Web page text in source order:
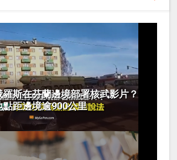
羅斯在芬蘭邊境部署核武影片？
距邊境逾900公里